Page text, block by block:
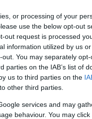
or processing of your
use the below opt-out
out request is processed
information utilized by us
You may separately
parties on the IAB’s list of
us to third parties on the
other third parties.
services and may
behaviour. You may
για 4,2” της
περισσότερο: